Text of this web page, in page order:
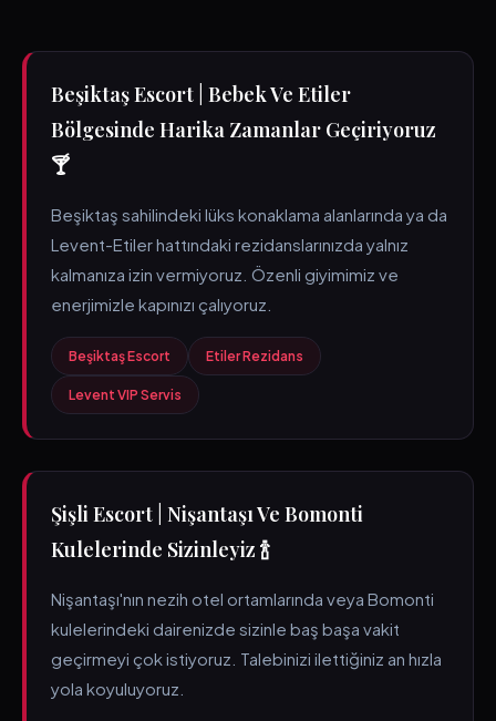
Beşiktaş Escort | Bebek Ve Etiler
Bölgesinde Harika Zamanlar Geçiriyoruz
🍸
Beşiktaş sahilindeki lüks konaklama alanlarında ya da
Levent-Etiler hattındaki rezidanslarınızda yalnız
kalmanıza izin vermiyoruz. Özenli giyimimiz ve
enerjimizle kapınızı çalıyoruz.
Beşiktaş Escort Etiler Rezidans
Levent VIP Servis
Şişli Escort | Nişantaşı Ve Bomonti
Kulelerinde Sizinleyiz 🍾
Nişantaşı'nın nezih otel ortamlarında veya Bomonti
kulelerindeki dairenizde sizinle baş başa vakit
geçirmeyi çok istiyoruz. Talebinizi ilettiğiniz an hızla
yola koyuluyoruz.